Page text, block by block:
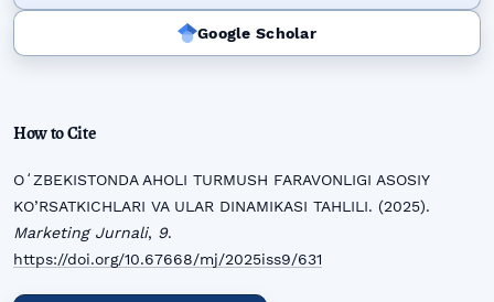
Google Scholar
How to Cite
OʻZBEKISTONDA AHOLI TURMUSH FARAVONLIGI ASOSIY
KO’RSATKICHLARI VA ULAR DINAMIKASI TAHLILI. (2025).
Marketing Jurnali, 9.
https://doi.org/10.67668/mj/2025iss9/631